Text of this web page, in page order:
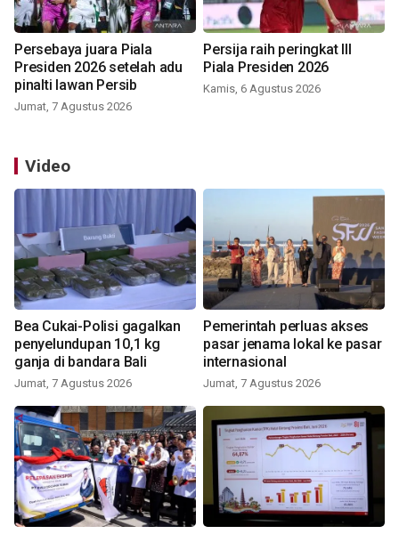
Persebaya juara Piala
Presiden 2026 setelah adu
pinalti lawan Persib
Jumat, 7 Agustus 2026
Persija raih peringkat III
Piala Presiden 2026
Kamis, 6 Agustus 2026
Video
Bea Cukai-Polisi gagalkan
penyelundupan 10,1 kg
ganja di bandara Bali
Jumat, 7 Agustus 2026
Pemerintah perluas akses
pasar jenama lokal ke pasar
internasional
Jumat, 7 Agustus 2026